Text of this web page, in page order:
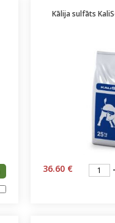
Kālija sulfāts
36.60 €